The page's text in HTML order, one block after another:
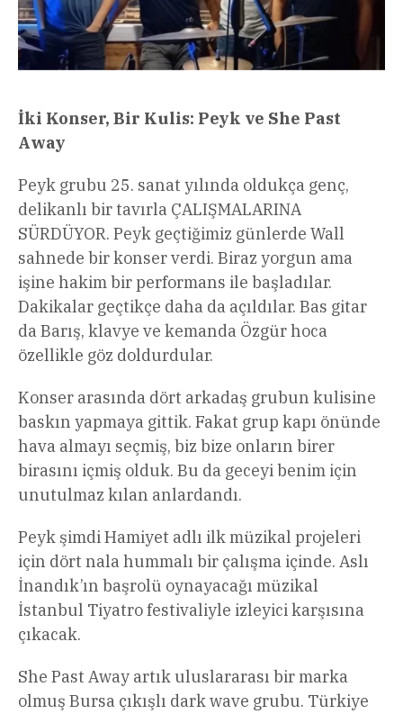
İki Konser, Bir Kulis: Peyk ve She Past
Away
Peyk grubu 25. sanat yılında oldukça genç,
delikanlı bir tavırla ÇALIŞMALARINA
SÜRDÜYOR. Peyk geçtiğimiz günlerde Wall
sahnede bir konser verdi. Biraz yorgun ama
işine hakim bir performans ile başladılar.
Dakikalar geçtikçe daha da açıldılar. Bas gitar
da Barış, klavye ve kemanda Özgür hoca
özellikle göz doldurdular.
Konser arasında dört arkadaş grubun kulisine
baskın yapmaya gittik. Fakat grup kapı önünde
hava almayı seçmiş, biz bize onların birer
birasını içmiş olduk. Bu da geceyi benim için
unutulmaz kılan anlardandı.
Peyk şimdi Hamiyet adlı ilk müzikal projeleri
için dört nala hummalı bir çalışma içinde. Aslı
İnandık’ın başrolü oynayacağı müzikal
İstanbul Tiyatro festivaliyle izleyici karşısına
çıkacak.
She Past Away artık uluslararası bir marka
olmuş Bursa çıkışlı dark wave grubu. Türkiye